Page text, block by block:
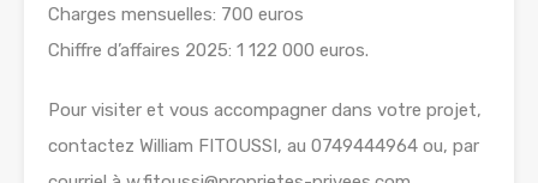
Charges mensuelles: 700 euros
Chiffre d’affaires 2025: 1 122 000 euros.
Pour visiter et vous accompagner dans votre projet,
contactez William FITOUSSI, au 0749444964 ou, par